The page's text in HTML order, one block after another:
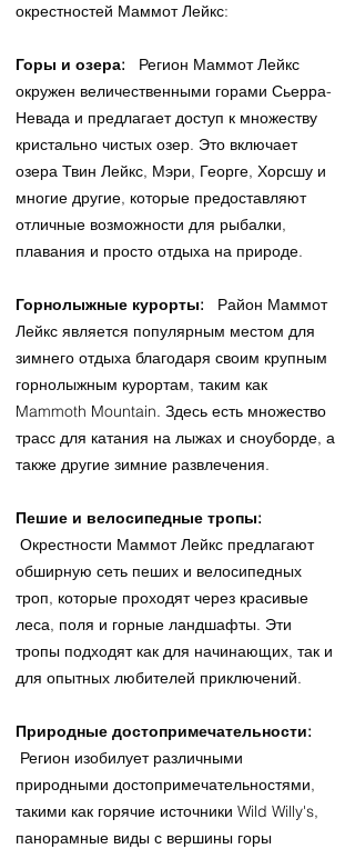
окрестностей Маммот Лейкс:
Горы и озера: Регион Маммот Лейкс
окружен величественными горами Сьерра-
Невада и предлагает доступ к множеству
кристально чистых озер. Это включает
озера Твин Лейкс, Мэри, Георге, Хорсшу и
многие другие, которые предоставляют
отличные возможности для рыбалки,
плавания и просто отдыха на природе.
Горнолыжные курорты: Район Маммот
Лейкс является популярным местом для
зимнего отдыха благодаря своим крупным
горнолыжным курортам, таким как
Mammoth Mountain. Здесь есть множество
трасс для катания на лыжах и сноуборде, а
также другие зимние развлечения.
Пешие и велосипедные тропы:
Окрестности Маммот Лейкс предлагают
обширную сеть пеших и велосипедных
троп, которые проходят через красивые
леса, поля и горные ландшафты. Эти
тропы подходят как для начинающих, так и
для опытных любителей приключений.
Природные достопримечательности:
Регион изобилует различными
природными достопримечательностями,
такими как горячие источники Wild Willy's,
панорамные виды с вершины горы